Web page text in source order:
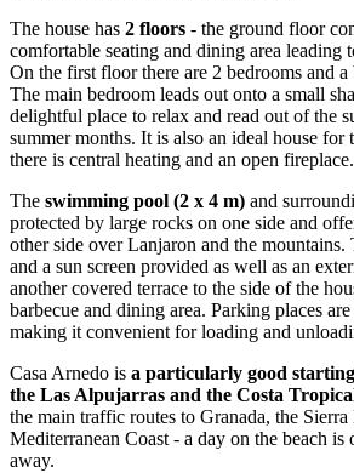
The house has 2 floors - the ground floor
comfortable seating and dining area leading
On the first floor there are 2 bedrooms and
The main bedroom leads out onto a small
delightful place to relax and read out of the
summer months. It is also an ideal house for
there is central heating and an open fireplace.
The swimming pool (2 x 4 m) and
protected by large rocks on one side and
other side over Lanjaron and the mountains.
and a sun screen provided as well as an
another covered terrace to the side of the
barbecue and dining area. Parking places
making it convenient for loading and
Casa Arnedo is a particularly good
the Las Alpujarras and the Costa
the main traffic routes to Granada, the Sierra
Mediterranean Coast - a day on the beach
away.